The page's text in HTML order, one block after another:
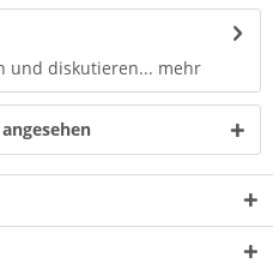
und diskutieren... mehr